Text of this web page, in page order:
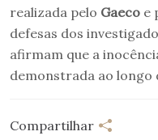
realizada pelo Gaeco e
defesas dos
afirmam que a
demonstrada ao longo
Compartilhar